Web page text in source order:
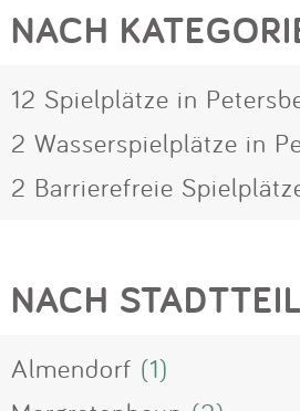
NACH
12 Spielplätze in
2 Wasserspielplätze in
2 Barrierefreie
NACH
Almendorf (1)